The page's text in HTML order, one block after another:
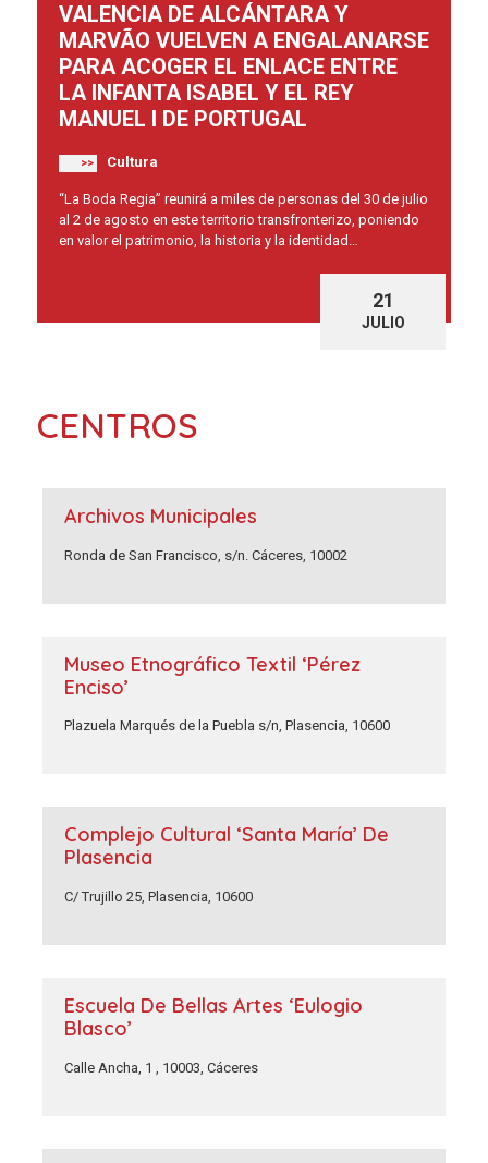
VALENCIA DE ALCÁNTARA Y
MARVÃO VUELVEN A ENGALANARSE
PARA ACOGER EL ENLACE ENTRE
LA INFANTA ISABEL Y EL REY
MANUEL I DE PORTUGAL
>> Cultura
“La Boda Regia” reunirá a miles de personas del 30 de julio
al 2 de agosto en este territorio transfronterizo, poniendo
en valor el patrimonio, la historia y la identidad…
21
JULIO
CENTROS
Archivos Municipales
Ronda de San Francisco, s/n. Cáceres, 10002
Museo Etnográfico Textil ‘Pérez
Enciso’
Plazuela Marqués de la Puebla s/n, Plasencia, 10600
Complejo Cultural ‘Santa María’ De
Plasencia
C/ Trujillo 25, Plasencia, 10600
Escuela De Bellas Artes ‘Eulogio
Blasco’
Calle Ancha, 1 , 10003, Cáceres